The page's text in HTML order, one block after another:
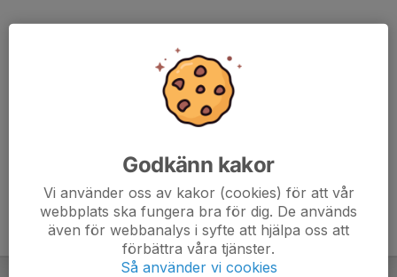
Godkänn kakor
Vi använder oss av kakor (cookies) för att vår
webbplats ska fungera bra för dig. De används
även för webbanalys i syfte att hjälpa oss att
förbättra våra tjänster.
Så använder vi cookies